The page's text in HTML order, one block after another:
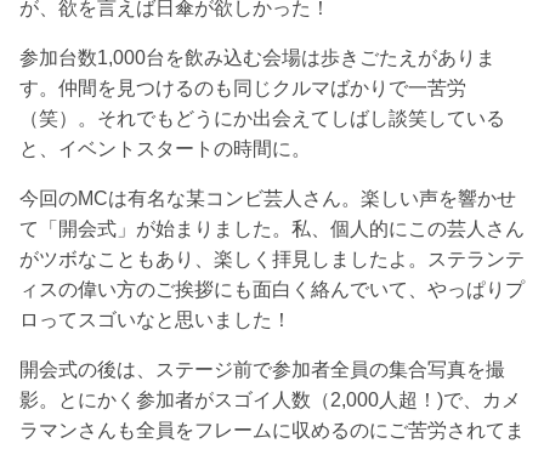
が、欲を言えば日傘が欲しかった！
参加台数1,000台を飲み込む会場は歩きごたえがありま
す。仲間を見つけるのも同じクルマばかりで一苦労
（笑）。それでもどうにか出会えてしばし談笑している
と、イベントスタートの時間に。
今回のMCは有名な某コンビ芸人さん。楽しい声を響かせ
て「開会式」が始まりました。私、個人的にこの芸人さん
がツボなこともあり、楽しく拝見しましたよ。ステランテ
ィスの偉い方のご挨拶にも面白く絡んでいて、やっぱりプ
ロってスゴいなと思いました！
開会式の後は、ステージ前で参加者全員の集合写真を撮
影。とにかく参加者がスゴイ人数（2,000人超！)で、カメ
ラマンさんも全員をフレームに収めるのにご苦労されてま